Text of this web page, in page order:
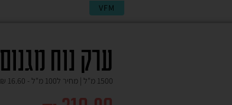
VFM
ערק נוח מגנום 1.5 ליטר
1500 מ"ל | מחיר ל100 מ"ל - 16.60
₪